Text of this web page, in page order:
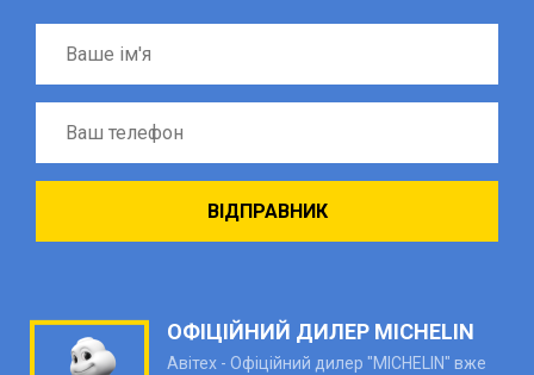
ОФІЦІЙНИЙ ДИЛЕР MICHELIN
Авітех - Офіційний дилер "MICHELIN" вже